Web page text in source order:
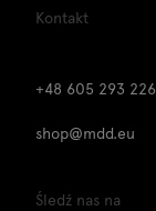
Kontakt
+48 605 293 226
shop@mdd.eu
Śledź nas na